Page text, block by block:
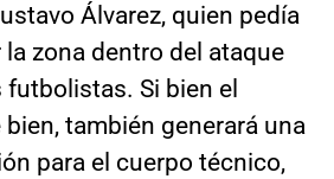
Álvarez, quien pedía
zona dentro del ataque
Si bien el
también generará una
para el cuerpo técnico,